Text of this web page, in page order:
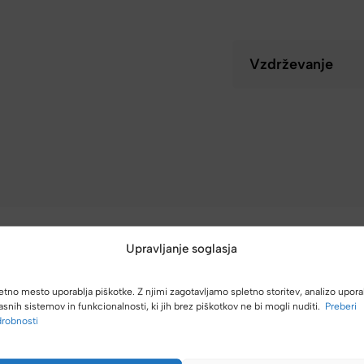
Upravljanje soglasja
mesto uporablja piškotke. Z njimi zagotavljamo spletno storitev, analizo
sistemov in funkcionalnosti, ki jih brez piškotkov ne bi mogli nuditi. Preberi
Vzdrževanje
(4,8/5)